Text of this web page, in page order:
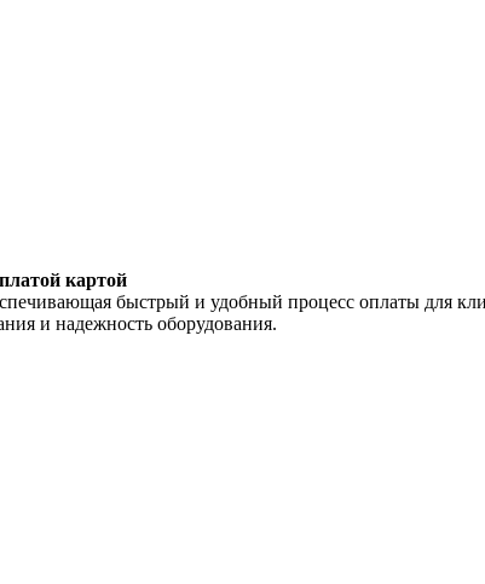
картой
быстрый и удобный процесс оплаты для
и надежность оборудования.